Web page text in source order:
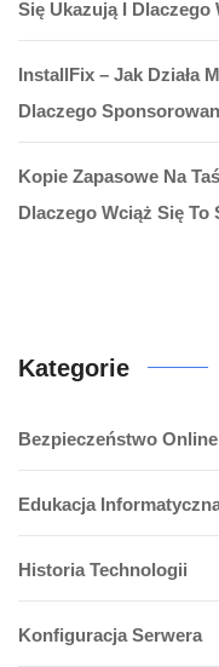
Się Ukazują I Dlaczego
InstallFix – Jak Działa
Dlaczego
Kopie Zapasowe Na
Dlaczego Wciąż Się To
Kategorie
Bezpieczeństwo Online
Edukacja
Historia Technologii
Konfiguracja Serwera